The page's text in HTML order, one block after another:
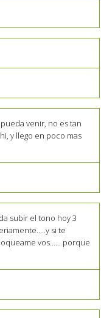
venir, no es tan
y llego en poco mas
subir el tono hoy 3
si te
vos...... porque